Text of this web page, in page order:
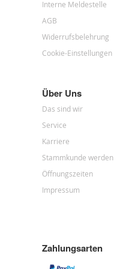
Interne Meldestelle
AGB
Widerrufsbelehrung
Cookie-Einstellungen
Über Uns
Das sind wir
Service
Karriere
Stammkunde werden
Öffnungszeiten
Impressum
Zahlungsarten